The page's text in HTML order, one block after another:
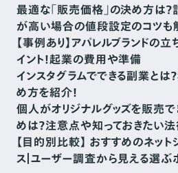
最適な「販売価格」の決め方は
が高い場合の値段設定のコツも
【事例あり】アパレルブランドの
イント！起業の費用や準備
インスタグラムでできる副業とは
め方を紹介！
個人がオリジナルグッズを販売で
めは？注意点や知っておきたい
【目的別比較】 おすすめのネッ
ス｜ユーザー調査から見える選ぶ